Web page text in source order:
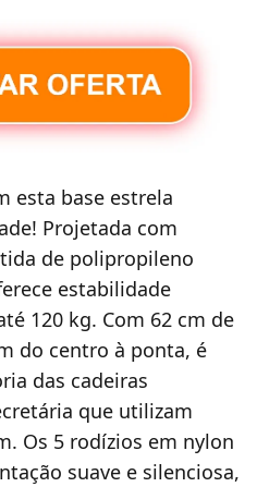
esta base estrela
Projetada com
de polipropileno
estabilidade
120 kg. Com 62 cm de
do centro à ponta, é
das cadeiras
que utilizam
Os 5 rodízios em nylon
suave e silenciosa,